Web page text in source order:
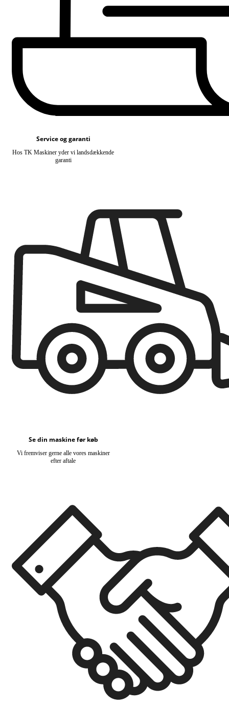
Service og garanti
Hos TK Maskiner yder vi landsdækkende
garanti
Se din maskine før køb
Vi fremviser gerne alle vores maskiner
efter aftale